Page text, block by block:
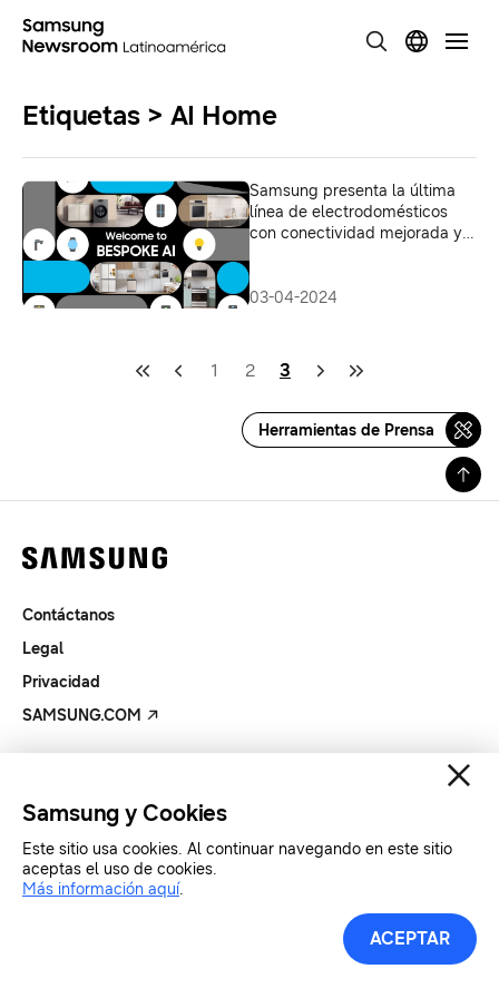
Etiquetas > AI Home
Samsung presenta la última
línea de electrodomésticos
con conectividad mejorada y
“Welcome to BESPOKE AI”
03-04-2024
1 2 3
Herramientas de Prensa
Contáctanos
Legal
Privacidad
SAMSUNG.COM
Samsung y Cookies
Este sitio usa cookies. Al continuar navegando en este sitio
aceptas el uso de cookies.
Más información aquí.
ACEPTAR